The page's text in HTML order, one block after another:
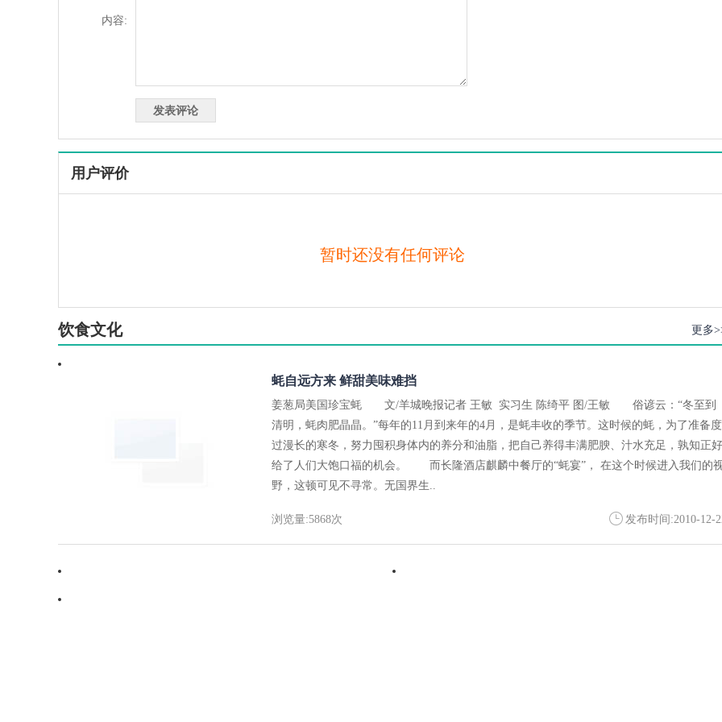
内容:
用户评价
暂时还没有任何评论
饮食文化 更多
蚝自远方来 鲜甜美味难挡
姜葱局美国珍宝蚝 文/羊城晚报记者 王敏 实习生 陈绮平 图/王敏 俗谚云：“冬至到
清明，蚝肉肥晶晶。”每年的11月到来年的4月，是蚝丰收的季节。这时候的蚝，为了准备度
过漫长的寒冬，努力囤积身体内的养分和油脂，把自己养得丰满肥腴、汁水充足，孰知正好
给了人们大饱口福的机会。 而长隆酒店麒麟中餐厅的“蚝宴”， 在这个时候进入我们的
野，这顿可见不寻常。无国界生..
浏览量:5868次 发布时间:2010-12-
・